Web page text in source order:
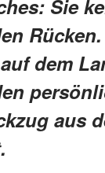
Sie
dem
aus